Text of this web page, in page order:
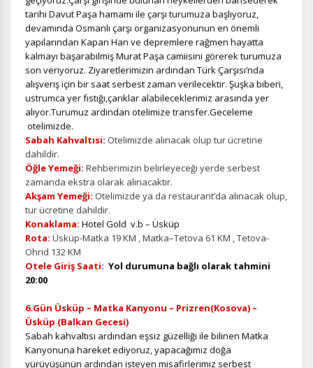
tarihi Davut Paşa hamamı ile çarşı turumuza başlıyoruz,
devamında Osmanlı çarşı organizasyonunun en önemli
yapılarından Kapan Han ve depremlere rağmen hayatta
kalmayı başarabilmiş Murat Paşa camiisini görerek turumuza
son veriyoruz. Ziyaretlerimizin ardından Türk Çarşısı’nda
alışveriş için bir saat serbest zaman verilecektir. Şuşka biberi,
ustrumca yer fıstığı,çarıklar alabileceklerimiz arasında yer
alıyor.Turumuz ardindan otelimize transfer.Geceleme
otelimizde.
Sabah Kahvaltısı: Otelimizde alınacak olup tur ücretine
dahildir.
Öğle Yemeği: Rehberimizin belirleyeceği yerde serbest
zamanda ekstra olarak alınacaktır.
Akşam Yemeği: Otelimizde ya da restaurant’da alınacak olup,
tur ücretine dahildir.
Konaklama: Hotel Gold v.b – Üsküp
Rota: Üsküp-Matka 19 KM , Matka–Tetova 61 KM , Tetova-
Ohrid 132 KM
Otele Giriş Saati: Yol durumuna bağlı olarak tahmini
20:00
6.Gün Üsküp – Matka Kanyonu – Prizren(Kosova) –
Üsküp (Balkan Gecesi)
Sabah kahvaltısı ardından eşsiz güzelliği ile bilinen Matka
Kanyonuna hareket ediyoruz, yapacağımız doğa
yürüyüşünün ardından isteyen misafirlerimiz serbest